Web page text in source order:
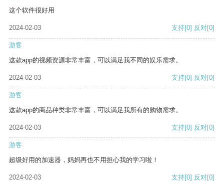
这个软件很好用
2024-02-03 支持[0] 反对[0]
游客
这款app的视频资源非常丰富，可以满足我不同的娱乐需求。
2024-02-03 支持[0] 反对[0]
游客
这款app的商品种类非常丰富，可以满足我所有的购物需求。
2024-02-03 支持[0] 反对[0]
游客
超级好用的加速器，妈妈再也不用担心我的学习啦！
2024-02-03 支持[0] 反对[0]